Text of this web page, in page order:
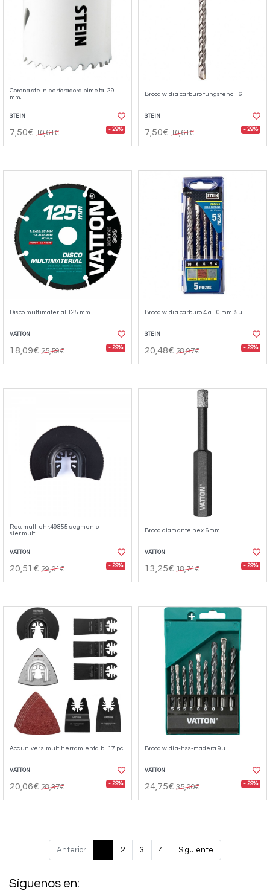
Corona stein perforadora bimetal 29
mm.
STEIN
7,50€ 10,61€ - 29%
Broca widia carburo tungsteno 16
STEIN
7,50€ 10,61€ - 29%
Disco multimaterial 125 mm.
VATTON
18,09€ 25,59€ - 29%
Broca widia carburo 4 a 10 mm. 5u.
STEIN
20,48€ 28,97€ - 29%
Rec. multiehr.49855 segmento
sier.mult.
VATTON
20,51€ 29,01€ - 29%
Broca diamante hex. 6mm.
VATTON
13,25€ 18,74€ - 29%
Acc.univers. multiherramienta bl. 17 pc.
VATTON
20,06€ 28,37€ - 29%
Broca widia-hss-madera 9u.
VATTON
24,75€ 35,00€ - 29%
Anterior 1 2 3 4 Siguiente
Síguenos en: